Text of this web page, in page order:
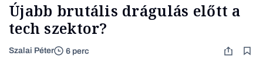
Újabb brutális drágulás előtt a
tech szektor?
Szalai Péter 6 perc